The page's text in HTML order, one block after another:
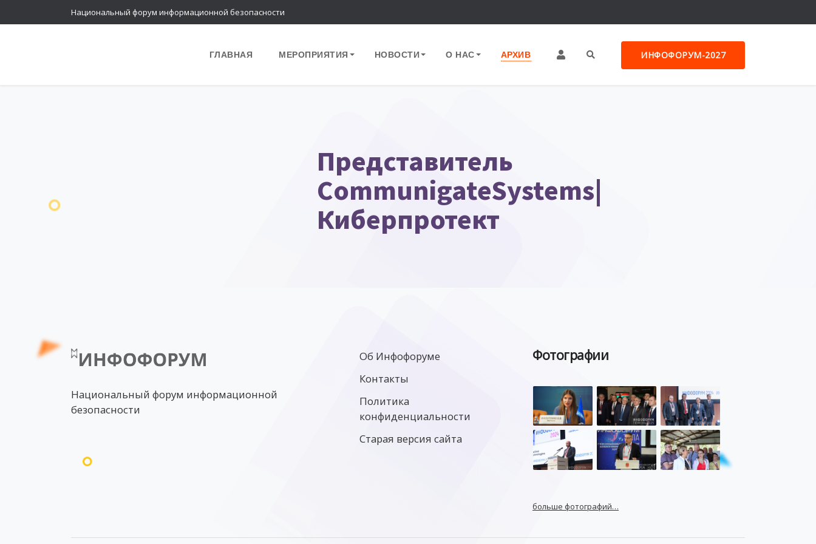
Национальный форум информационной безопасности
ГЛАВНАЯ МЕРОПРИЯТИЯ НОВОСТИ О НАС АРХИВ ИНФОФОРУМ-2027
Представитель
CommunigateSystems|
Киберпротект
Национальный форум информационной
безопасности
Об Инфофоруме
Контакты
Политика
конфиденциальности
Старая версия сайта
Фотографии
больше фотографий…